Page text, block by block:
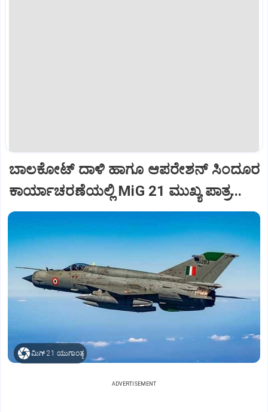
ಬಾಲಕೋಟ್‌ ದಾಳಿ ಹಾಗೂ ಆಪರೇಶನ್‌ ಸಿಂದೂರ
ಕಾರ್ಯಾಚರಣೆಯಲ್ಲಿ MiG 21 ಮುಖ್ಯ ಪಾತ್ರ...
ಮಿಗ್‌ 21 ಯುಗಾಂತ್ಯ
ADVERTISEMENT